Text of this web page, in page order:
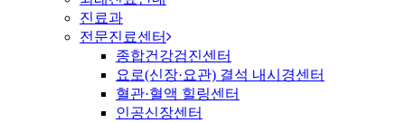
진료과
전문진료센터
종합건강검진센터
요로(신장·요관) 결석 내시경센터
혈관·혈액 힐링센터
인공신장센터